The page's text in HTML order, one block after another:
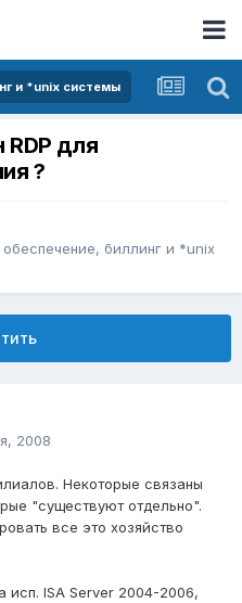
и *unix системы
RDP для
?
биллинг и *unix
2008
Некоторые связаны
"существуют отдельно".
все это хозяйство
исп. ISA Server 2004-2006,